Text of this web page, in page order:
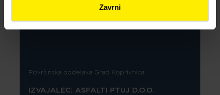
Zavrni
KOMING D.O.O.
Površinska obdelava Grad Koprivnica
IZVAJALEC: ASFALTI PTUJ D.O.O.